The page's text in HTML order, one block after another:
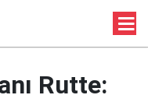
Rutte: